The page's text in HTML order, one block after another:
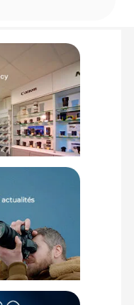
:5412810276219
remises au panier, basé
calculés dans le